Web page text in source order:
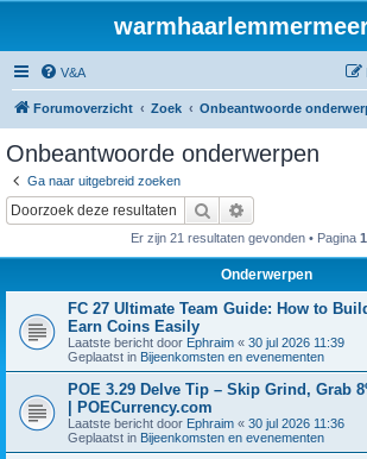
V&A
Forumoverzicht Zoek Onbeantwoorde
Onbeantwoorde onderwerpen
Ga naar uitgebreid zoeken
Zoek
Er zijn 21 resultaten gevonden • Pagina 1
Onderwerpen
FC 27 Ultimate Team Guide: How to
Earn Coins Easily
Laatste bericht door Ephraim « 30 jul 2026 11:39
Geplaatst in Bijeenkomsten en evenementen
POE 3.29 Delve Tip – Skip Grind, Grab
| POECurrency.com
Laatste bericht door Ephraim « 30 jul 2026 11:36
Geplaatst in Bijeenkomsten en evenementen